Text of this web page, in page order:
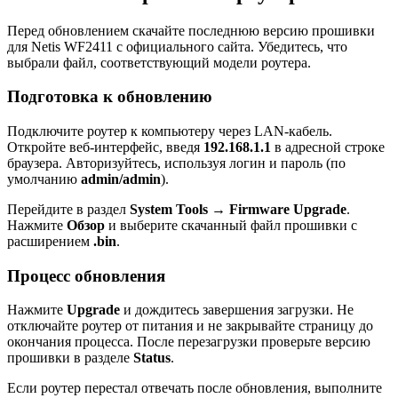
Перед обновлением скачайте последнюю версию прошивки
для Netis WF2411 с официального сайта. Убедитесь, что
выбрали файл, соответствующий модели роутера.
Подготовка к обновлению
Подключите роутер к компьютеру через LAN-кабель.
Откройте веб-интерфейс, введя 192.168.1.1 в адресной строке
браузера. Авторизуйтесь, используя логин и пароль (по
умолчанию admin/admin).
Перейдите в раздел System Tools → Firmware Upgrade.
Нажмите Обзор и выберите скачанный файл прошивки с
расширением .bin.
Процесс обновления
Нажмите Upgrade и дождитесь завершения загрузки. Не
отключайте роутер от питания и не закрывайте страницу до
окончания процесса. После перезагрузки проверьте версию
прошивки в разделе Status.
Если роутер перестал отвечать после обновления, выполните